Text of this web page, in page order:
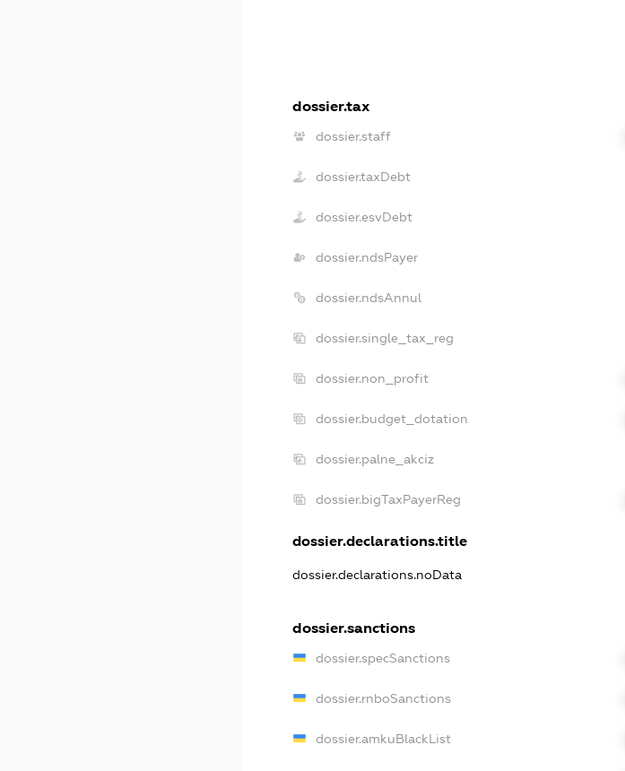
dossier.tax
dossier.staff
dossier.taxDebt
dossier.esvDebt
dossier.ndsPayer
dossier.ndsAnnul
dossier.single_tax_reg
dossier.non_profit
dossier.budget_dotation
dossier.palne_akciz
dossier.bigTaxPayerReg
dossier.declarations.title
dossier.declarations.noData
dossier.sanctions
dossier.specSanctions
dossier.rnboSanctions
dossier.amkuBlackList